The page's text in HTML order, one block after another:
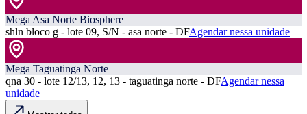
Mega Asa Norte Biosphere
shln bloco g - lote 09, S/N - asa norte - DFAgendar nessa unidade
Mega Taguatinga Norte
qna 30 - lote 12/13, 12, 13 - taguatinga norte - DFAgendar nessa
unidade